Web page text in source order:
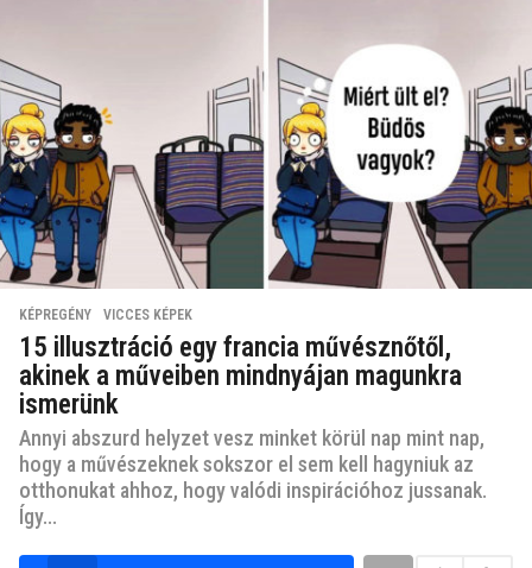
KÉPREGÉNY ,VICCES KÉPEK
15 illusztráció egy francia művésznőtől,
akinek a műveiben mindnyájan magunkra
ismerünk
Annyi abszurd helyzet vesz minket körül nap mint nap,
hogy a művészeknek sokszor el sem kell hagyniuk az
otthonukat ahhoz, hogy valódi inspirációhoz jussanak.
Így...